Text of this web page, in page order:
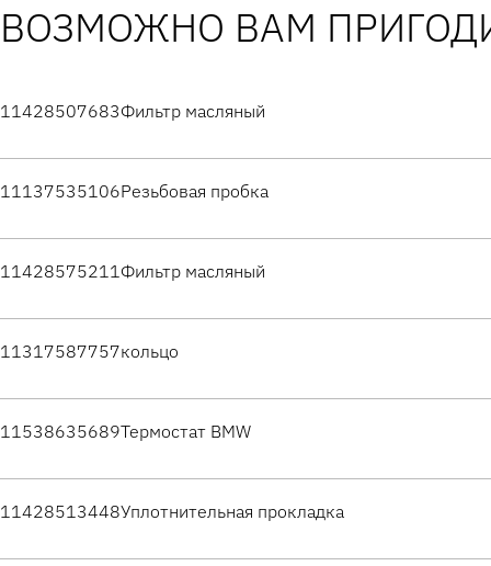
ВОЗМОЖНО ВАМ
11428507683Фильтр масляный
11137535106Резьбовая пробка
11428575211Фильтр масляный
11317587757кольцо
11538635689Термостат BMW
11428513448Уплотнительная прокладка